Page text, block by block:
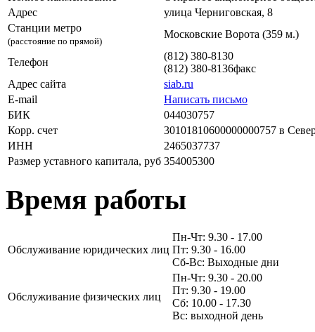
Адрес
улица Черниговская, 8
Станции метро
(расстояние по прямой)
Московские Ворота (359 м.)
Телефон
(812) 380-8130
(812) 380-8136факс
Адрес сайта
siab.ru
E-mail
Написать письмо
БИК
044030757
Корр. счет
30101810600000000757 в
ИНН
2465037737
Размер уставного капитала, руб 354005300
Время работы
Обслуживание юридических лиц
Пн-Чт: 9.30 - 17.00
Пт: 9.30 - 16.00
Сб-Вс: Выходные дни
Обслуживание физических лиц
Пн-Чт: 9.30 - 20.00
Пт: 9.30 - 19.00
Сб: 10.00 - 17.30
Вс: выходной день